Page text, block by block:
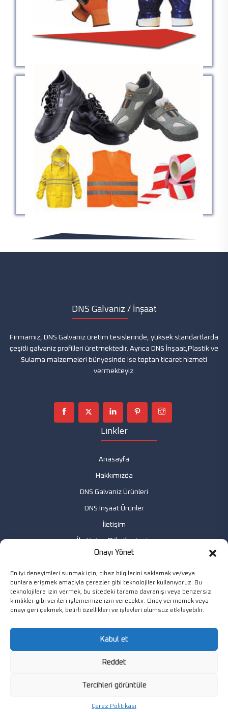
Onayı Yönet
En iyi deneyimleri sunmak için, cihaz bilgilerini saklamak ve/veya
bunlara erişmek amacıyla çerezler gibi teknolojiler kullanıyoruz. Bu
teknolojilere izin vermek, bu sitedeki tarama davranışı veya benzersiz
kimlikler gibi verileri işlememize izin verecektir. Onay vermemek veya
onayı geri çekmek, belirli özellikleri ve işlevleri olumsuz etkileyebilir.
Kabul et
Reddet
Tercihleri görüntüle
Çerez Politikası
İŞ ELDİVENLERİ
DNS Galvaniz / İnşaat
Firmamız, DNS Galvaniz üretim tesislerinde, yüksek standartlarda
çeşitli galvaniz profilleri üretmektedir. Ayrıca DNS İnşaat,Plastik ve
Sulama malzemeleri bünyesinde ise toptan ticaret hizmeti
vermekteyiz.
Linkler
Anasayfa
Hakkımızda
DNS Galvaniz Ürünleri
DNS Inşaat Ürünler
İletişim
İletişim Bilgilerimiz
Fabrika: Fabrika: Özdemir Mah. No: 9 Bağlar/DİYARBAKIR
Ofis: Özdemir Mah. No: 3/2 Bağlar/DİYARBAKIR
Ofis: Yeni Sahra Mah. No: 2 Ataşehir/İSTANBUL
0850 5496251 / 0412 2247236
Pzt. - Cmt. 8:00 - 19:00
Copyright © 2025 / Tüm hakları saklıdır.